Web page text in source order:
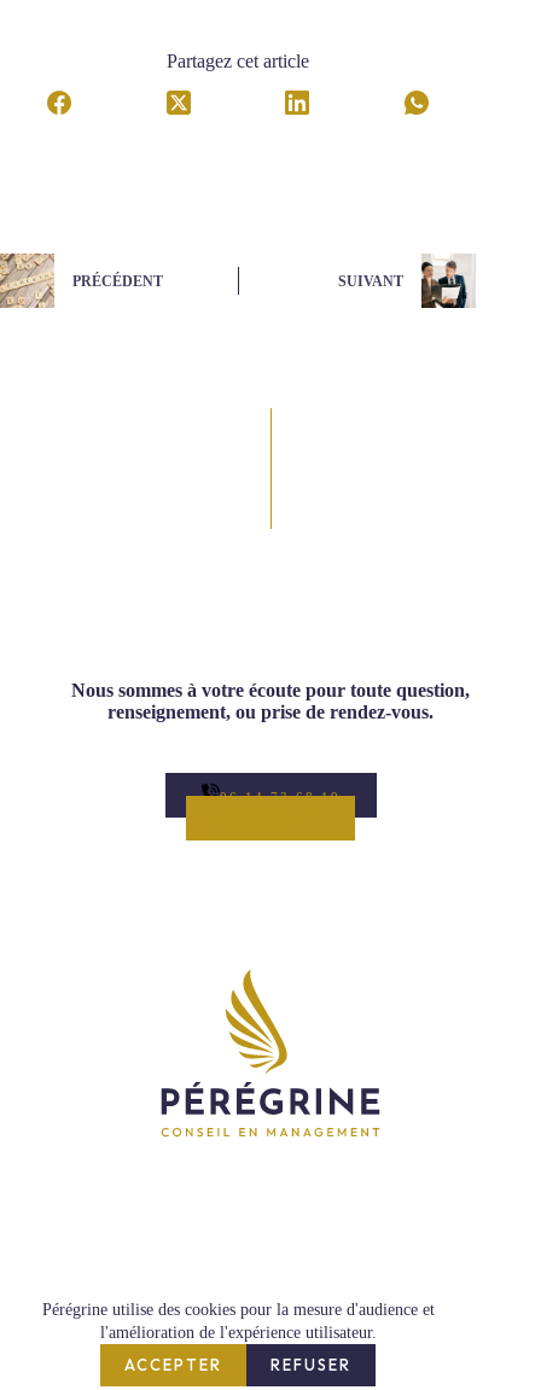
Pérégrine utilise des cookies pour la mesure d'audience et
l'amélioration de l'expérience utilisateur.
ACCEPTER REFUSER
Partagez cet article
PRÉCÉDENT SUIVANT
Nous sommes à votre écoute pour toute question,
renseignement, ou prise de rendez-vous.
06 14 73 68 19
Politique de confidentialité